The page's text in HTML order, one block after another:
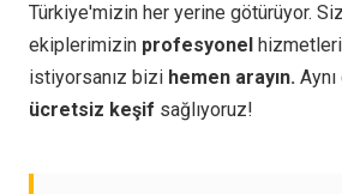
Türkiye'mizin her yerine götürüyor.
ekiplerimizin profesyonel
istiyorsanız bizi hemen arayın.
ücretsiz keşif sağlıyoruz!